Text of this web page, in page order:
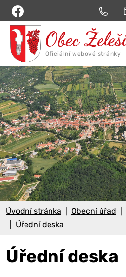
Úvodní stránka Obecní úřad
Úřední deska
Úřední deska